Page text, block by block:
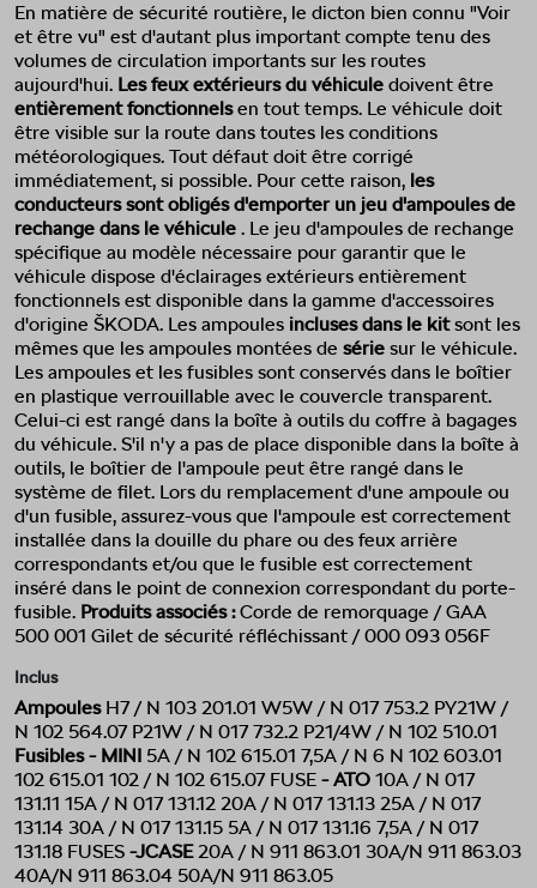
En matière de sécurité routière, le dicton bien connu "Voir
et être vu" est d'autant plus important compte tenu des
volumes de circulation importants sur les routes
aujourd'hui. Les feux extérieurs du véhicule doivent être
entièrement fonctionnelsen tout temps. Le véhicule doit
être visible sur la route dans toutes les conditions
météorologiques. Tout défaut doit être corrigé
immédiatement, si possible. Pour cette raison, les
conducteurs sont obligés d'emporter un jeu d'ampoules de
rechange dans le véhicule . Le jeu d'ampoules de rechange
spécifique au modèle nécessaire pour garantir que le
véhicule dispose d'éclairages extérieurs entièrement
fonctionnels est disponible dans la gamme d'accessoires
d'origine ŠKODA. Les ampoules incluses dans le kitsont les
mêmes que les ampoules montées de série sur le véhicule.
Les ampoules et les fusibles sont conservés dans le boîtier
en plastique verrouillable avec le couvercle transparent.
Celui-ci est rangé dans la boîte à outils du coffre à bagages
du véhicule. S'il n'y a pas de place disponible dans la boîte à
outils, le boîtier de l'ampoule peut être rangé dans le
système de filet. Lors du remplacement d'une ampoule ou
d'un fusible, assurez-vous que l'ampoule est correctement
installée dans la douille du phare ou des feux arrière
correspondants et/ou que le fusible est correctement
inséré dans le point de connexion correspondant du porte-
fusible. Produits associés :Corde de remorquage / GAA
500 001 Gilet de sécurité réfléchissant / 000 093 056F
Inclus
AmpoulesH7 / N 103 201.01 W5W / N 017 753.2 PY21W /
N 102 564.07 P21W / N 017 732.2 P21/4W / N 102 510.01
Fusibles - MINI 5A / N 102 615.01 7,5A / N 6 N 102 603.01
102 615.01 102 / N 102 615.07 FUSE - ATO 10A / N 017
131.11 15A / N 017 131.12 20A / N 017 131.13 25A / N 017
131.14 30A / N 017 131.15 5A / N 017 131.16 7,5A / N 017
131.18 FUSES -JCASE20A / N 911 863.01 30A/N 911 863.03
40A/N 911 863.04 50A/N 911 863.05